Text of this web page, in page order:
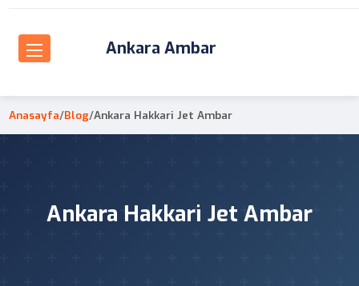
Ankara Ambar
Anasayfa/Blog/Ankara Hakkari Jet Ambar
Ankara Hakkari Jet Ambar